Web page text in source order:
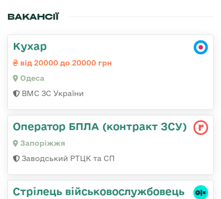
ВАКАНСІЇ
Кухар
від 20000 до 20000 грн
Одеса
ВМС ЗС України
Оператор БПЛА (контракт ЗСУ)
Запоріжжя
Заводський РТЦК та СП
Стрілець військовослужбовець